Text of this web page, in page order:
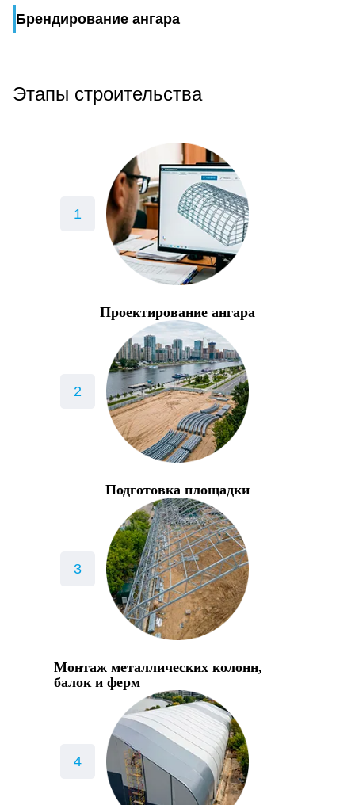
Брендирование ангара
Этапы строительства
Проектирование ангара
Подготовка площадки
Монтаж металлических колонн,
балок и ферм